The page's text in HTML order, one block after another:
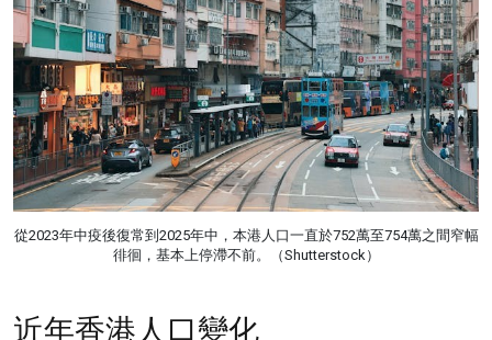
從2023年中疫後復常到2025年中，本港人口一直於752萬至754萬之間窄幅
徘徊，基本上停滯不前。（Shutterstock）
近年香港人口變化